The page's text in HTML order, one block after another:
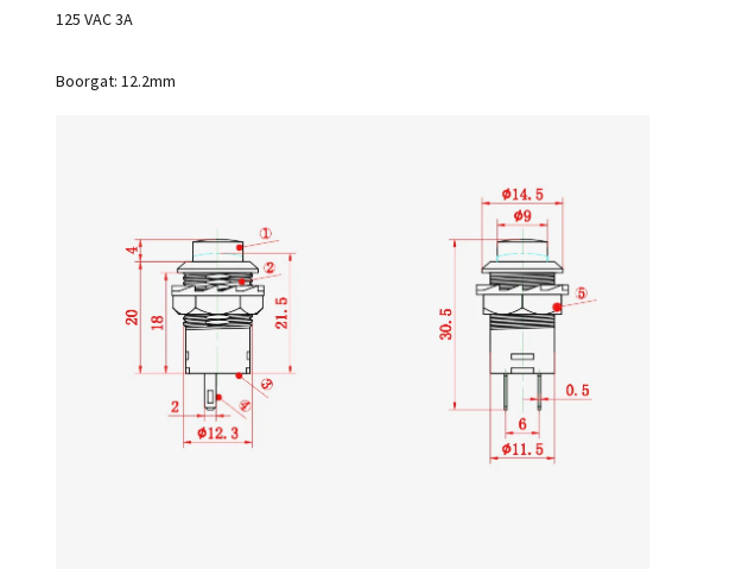
125 VAC 3A
Boorgat: 12.2mm